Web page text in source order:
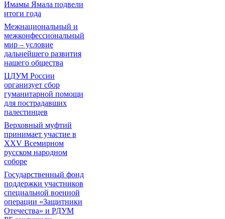
Имамы Ямала подвели
итоги года
Межнациональный и
межконфессиональный
мир – условие
дальнейшего развития
нашего общества
ЦДУМ России
организует сбор
гуманитарной помощи
для пострадавших
палестинцев
Верховный муфтий
принимает участие в
XXV Всемирном
русском народном
соборе
Государственный фонд
поддержки участников
специальной военной
операции «Защитники
Отечества» и РДУМ